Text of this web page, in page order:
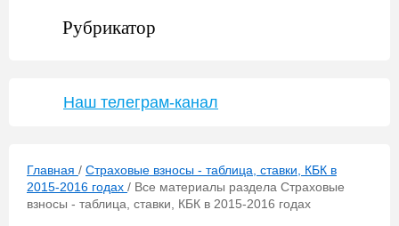
Рубрикатор
Наш телеграм-канал
Главная / Страховые взносы - таблица, ставки, КБК в
2015-2016 годах / Все материалы раздела Страховые
взносы - таблица, ставки, КБК в 2015-2016 годах